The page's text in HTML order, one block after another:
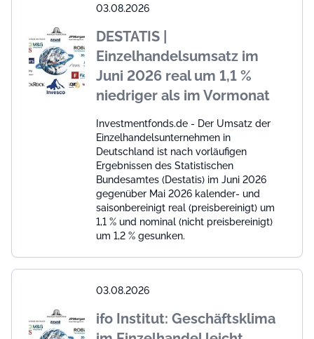
03.08.2026
DESTATIS |
Einzelhandelsumsatz im
Juni 2026 real um 1,1 %
niedriger als im Vormonat
Investmentfonds.de - Der Umsatz der
Einzelhandelsunternehmen in
Deutschland ist nach vorläufigen
Ergebnissen des Statistischen
Bundesamtes (Destatis) im Juni 2026
gegenüber Mai 2026 kalender- und
saisonbereinigt real (preisbereinigt) um
1,1 % und nominal (nicht preisbereinigt)
um 1,2 % gesunken.
03.08.2026
ifo Institut: Geschäftsklima